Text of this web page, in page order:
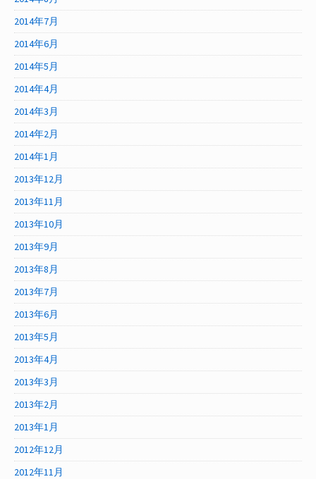
2014年7月
2014年6月
2014年5月
2014年4月
2014年3月
2014年2月
2014年1月
2013年12月
2013年11月
2013年10月
2013年9月
2013年8月
2013年7月
2013年6月
2013年5月
2013年4月
2013年3月
2013年2月
2013年1月
2012年12月
2012年11月